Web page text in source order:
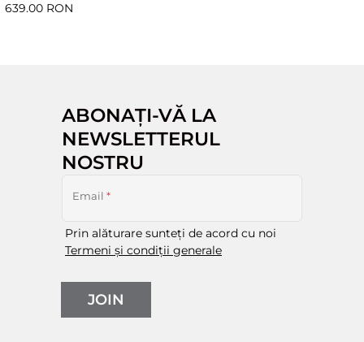
639.00 RON
ABONAȚI-VĂ LA
NEWSLETTERUL
NOSTRU
Email *
Prin alăturare sunteți de acord cu noi
Termeni și condiții generale
JOIN